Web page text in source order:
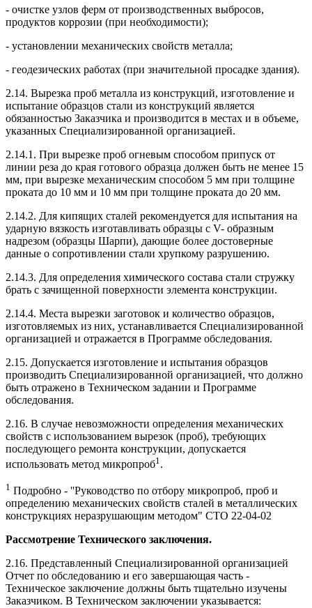
- очистке узлов ферм от производственных выбросов,
продуктов коррозии (при необходимости);
- установлении механических свойств металла;
- геодезических работах (при значительной просадке здания).
2.14. Вырезка проб металла из конструкций, изготовление и
испытание образцов стали из конструкций является
обязанностью Заказчика и производится в местах и в объеме,
указанных Специализированной организацией.
2.14.1. При вырезке проб огневым способом припуск от
линии реза до края готового образца должен быть не менее 15
мм, при вырезке механическим способом 5 мм при толщине
проката до 10 мм и 10 мм при толщине проката до 20 мм.
2.14.2. Для кипящих сталей рекомендуется для испытания на
ударную вязкость изготавливать образцы с V- образным
надрезом (образцы Шарпи), дающие более достоверные
данные о сопротивлении стали хрупкому разрушению.
2.14.3. Для определения химического состава стали стружку
брать с зачищенной поверхности элемента конструкции.
2.14.4. Места вырезки заготовок и количество образцов,
изготовляемых из них, устанавливается Специализированной
организацией и отражается в Программе обследования.
2.15. Допускается изготовление и испытания образцов
производить Специализированной организацией, что должно
быть отражено в Техническом задании и Программе
обследования.
2.16. В случае невозможности определения механических
свойств с использованием вырезок (проб), требующих
последующего ремонта конструкции, допускается
использовать метод микропроб1 .
1 Подробно - ''Руководство по отбору микропроб, проб и
определению механических свойств сталей в металлических
конструкциях неразрушающим методом" СТО 22-04-02
Рассмотрение Технического заключения.
2.16. Представленный Специализированной организацией
Отчет по обследованию и его завершающая часть -
Техническое заключение должны быть тщательно изучены
Заказчиком. В Техническом заключении указывается: